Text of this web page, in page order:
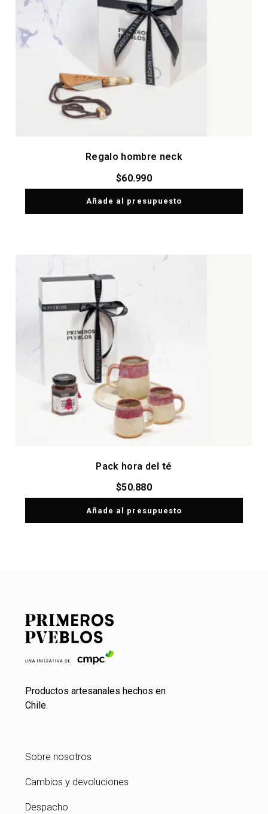
Regalo hombre neck
$60.990
Añade al presupuesto
Pack hora del té
$50.880
Añade al presupuesto
Productos artesanales hechos en
Chile.
Sobre nosotros
Cambios y devoluciones
Despacho